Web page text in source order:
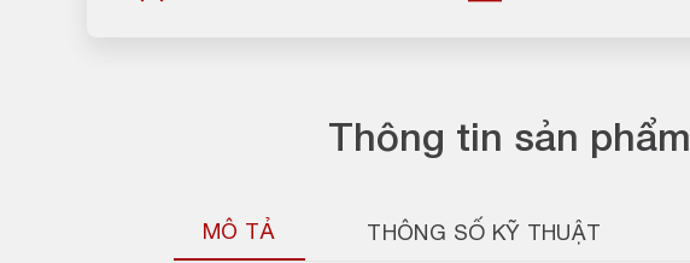
Thông tin sản phẩm
MÔ TẢ THÔNG SỐ KỸ THUẬT